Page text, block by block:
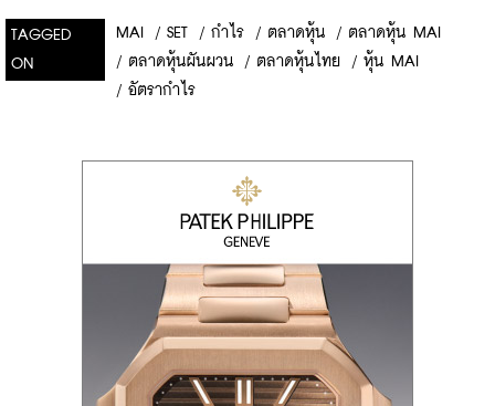
TAGGED
ON
MAI / SET / กำไร / ตลาดหุ้น / ตลาดหุ้น MAI
/ ตลาดหุ้นผันผวน / ตลาดหุ้นไทย / หุ้น MAI
/ อัตรากำไร